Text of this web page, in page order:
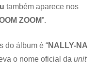
também aparece nos
ZOOM”.
do álbum é “NALLY-NA
o nome oficial da unit